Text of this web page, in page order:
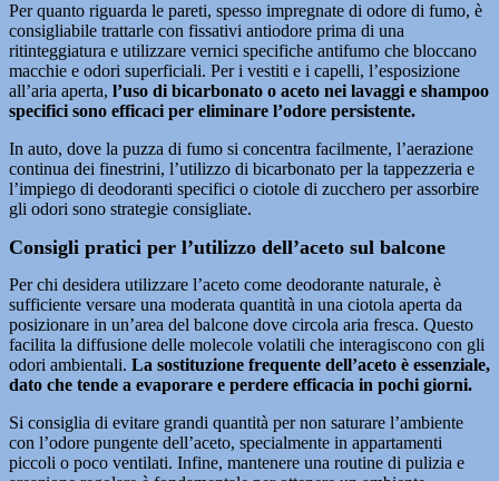
Per quanto riguarda le pareti, spesso impregnate di odore di fumo, è
consigliabile trattarle con fissativi antiodore prima di una
ritinteggiatura e utilizzare vernici specifiche antifumo che bloccano
macchie e odori superficiali. Per i vestiti e i capelli, l’esposizione
all’aria aperta, l’uso di bicarbonato o aceto nei lavaggi e shampoo
specifici sono efficaci per eliminare l’odore persistente.
In auto, dove la puzza di fumo si concentra facilmente, l’aerazione
continua dei finestrini, l’utilizzo di bicarbonato per la tappezzeria e
l’impiego di deodoranti specifici o ciotole di zucchero per assorbire
gli odori sono strategie consigliate.
Consigli pratici per l’utilizzo dell’aceto sul balcone
Per chi desidera utilizzare l’aceto come deodorante naturale, è
sufficiente versare una moderata quantità in una ciotola aperta da
posizionare in un’area del balcone dove circola aria fresca. Questo
facilita la diffusione delle molecole volatili che interagiscono con gli
odori ambientali. La sostituzione frequente dell’aceto è essenziale,
dato che tende a evaporare e perdere efficacia in pochi giorni.
Si consiglia di evitare grandi quantità per non saturare l’ambiente
con l’odore pungente dell’aceto, specialmente in appartamenti
piccoli o poco ventilati. Infine, mantenere una routine di pulizia e